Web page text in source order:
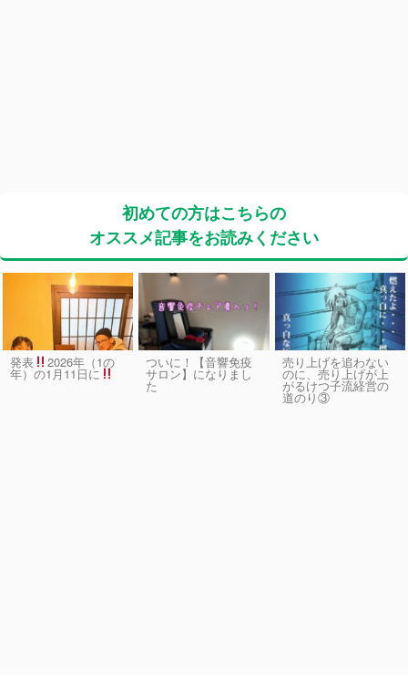
初めての方はこちらの
オススメ記事をお読みください
発表 2026年（1の
年）の1月11日に
ついに！【音響免疫
サロン】になりまし
た
売り上げを追わない
のに、売り上げが上
がるけつ子流経営の
道のり③